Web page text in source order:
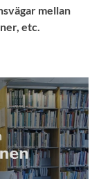
mellan
etc.